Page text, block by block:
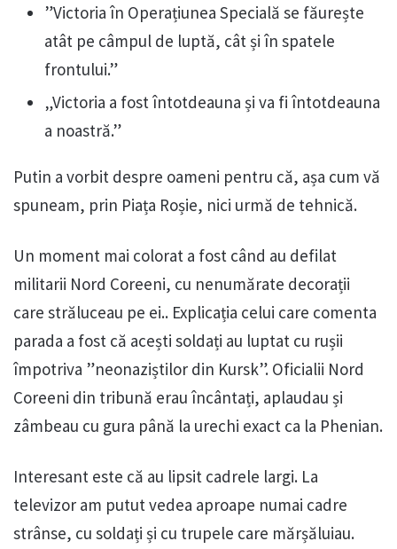
”Victoria în Operațiunea Specială se făurește
atât pe câmpul de luptă, cât și în spatele
frontului.”
„Victoria a fost întotdeauna și va fi întotdeauna
a noastră.”
Putin a vorbit despre oameni pentru că, așa cum vă
spuneam, prin Piața Roșie, nici urmă de tehnică.
Un moment mai colorat a fost când au defilat
militarii Nord Coreeni, cu nenumărate decorații
care străluceau pe ei.. Explicația celui care comenta
parada a fost că acești soldați au luptat cu rușii
împotriva ”neonaziștilor din Kursk”. Oficialii Nord
Coreeni din tribună erau încântați, aplaudau și
zâmbeau cu gura până la urechi exact ca la Phenian.
Interesant este că au lipsit cadrele largi. La
televizor am putut vedea aproape numai cadre
strânse, cu soldați și cu trupele care mărșăluiau.